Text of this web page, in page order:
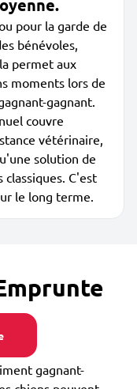
pour la garde de
bénévoles,
permet aux
moments lors de
gagnant.
couvre
vétérinaire,
solution de
C'est
le long terme.
gagnant-